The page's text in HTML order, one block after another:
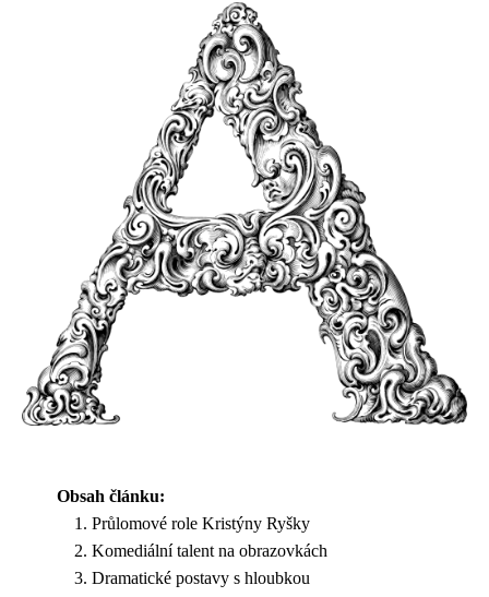
Obsah článku:
Průlomové role Kristýny Ryšky
Komediální talent na obrazovkách
Dramatické postavy s hloubkou